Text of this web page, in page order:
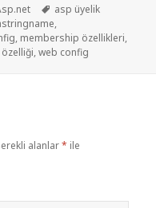
Etiketler
asp üyelik
,
, membership özellikleri,
özelliği,web config
alanlar* ile